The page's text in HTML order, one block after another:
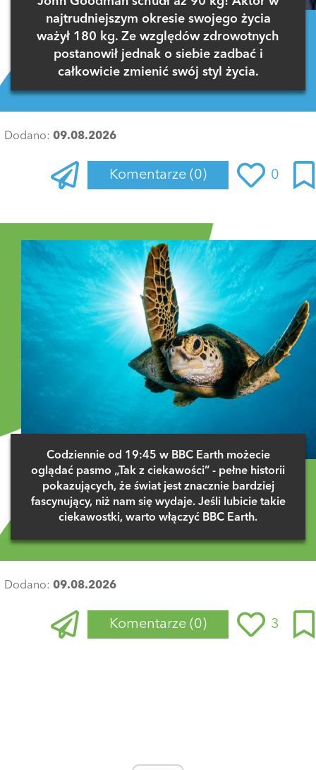
najtrudniejszym okresie swojego życia
ważył 180 kg. Ze względów zdrowotnych
postanowił jednak o siebie zadbać i
całkowicie zmienić swój styl życia.
Dodano: 09.08.2026
Komentarze (0) 0
Codziennie od 19:45 w BBC Earth możecie
oglądać pasmo „Tak z ciekawości” - pełne historii
pokazujących, że świat jest znacznie bardziej
fascynujący, niż nam się wydaje. Jeśli lubicie takie
ciekawostki, warto włączyć BBC Earth.
Dodano: 09.08.2026
Komentarze (0) 3